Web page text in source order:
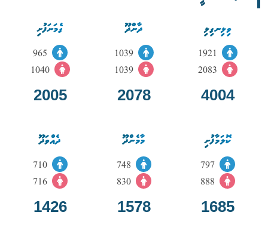
ވިލިނގިލި
1921
2083
4004
ދާންދޫ
1039
1039
2078
ގެމަނަފުށި
1040
2005
ކޮލަމާފުށި
797
888
1685
މާމެންދޫ
748
830
1578
ދެއްވަދޫ
710
716
1426